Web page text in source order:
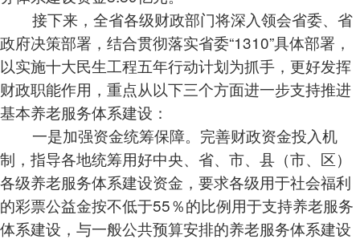
接下来，全省各级财政部门将深入领会省委、省
政府决策部署，结合贯彻落实省委“1310”具体部署，
以实施十大民生工程五年行动计划为抓手，更好发挥
财政职能作用，重点从以下三个方面进一步支持推进
基本养老服务体系建设：
一是加强资金统筹保障。完善财政资金投入机
制，指导各地统筹用好中央、省、市、县（市、区）
各级养老服务体系建设资金，要求各级用于社会福利
的彩票公益金按不低于55％的比例用于支持养老服务
体系建设，与一般公共预算安排的养老服务体系建设